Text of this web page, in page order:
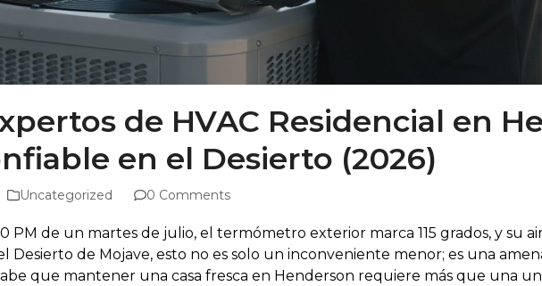
de HVAC Residencial en
en el Desierto (2026)
Uncategorized 0 Comments
PM de un martes de julio, el termómetro exterior marca 115 grados, y su
Desierto de Mojave, esto no es solo un inconveniente menor; es una
que mantener una casa fresca en Henderson requiere más que una